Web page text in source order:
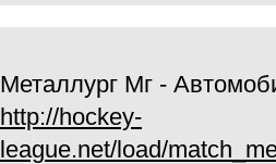
Металлург Мг -
http://hockey-
league.net/load/